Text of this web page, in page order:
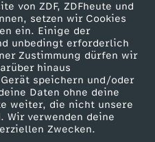
von ZDF, ZDFheute und
setzen wir Cookies
ein. Einige der
unbedingt erforderlich
Zustimmung dürfen wir
hinaus
speichern und/oder
Daten ohne deine
weiter, die nicht unsere
Wir verwenden deine
Zwecken.
Service
ZDFmitreden
Kontakt zum ZDF
Tickets